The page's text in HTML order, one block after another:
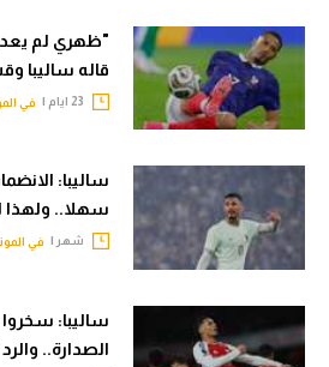
آسيا
أمريكا
ركن الألعاب
أقسام خاصة
Gamers
تحقيق في الجول
"ظهري لم
قاله ساليبا
في
ساليبا:
سهلا..
شهر | في
ساليبا:
الصدارة..